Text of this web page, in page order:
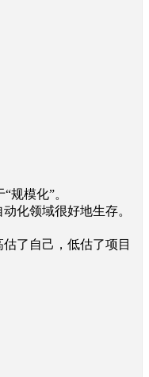
模化”。
化领域很好地生存。
了自己，低估了项目